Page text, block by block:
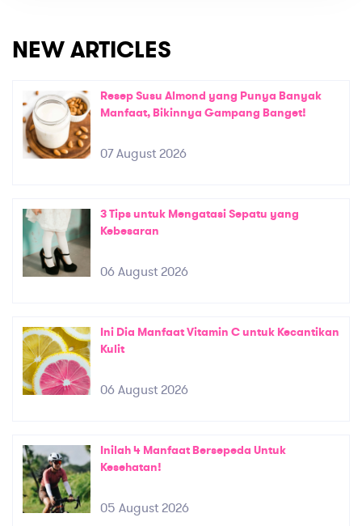
NEW ARTICLES
Resep Susu Almond yang Punya Banyak
Manfaat, Bikinnya Gampang Banget!
07 August 2026
3 Tips untuk Mengatasi Sepatu yang
Kebesaran
06 August 2026
Ini Dia Manfaat Vitamin C untuk Kecantikan
Kulit
06 August 2026
Inilah 4 Manfaat Bersepeda Untuk
Kesehatan!
05 August 2026